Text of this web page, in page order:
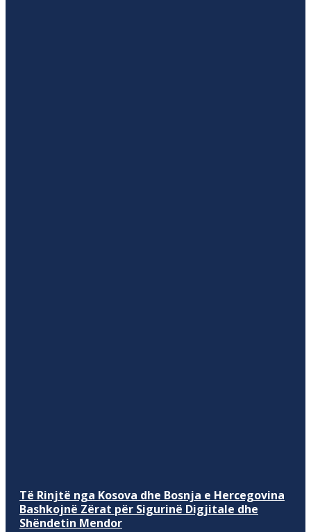
Të Rinjtë nga Kosova dhe Bosnja e Hercegovina
Bashkojnë Zërat për Sigurinë Digjitale dhe
Shëndetin Mendor